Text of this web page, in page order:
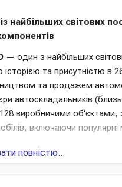
найбільших світових
— один з найбільших
історією та присутністю в
та продажем
автоскладальників
виробничими
включаючи
повністю...